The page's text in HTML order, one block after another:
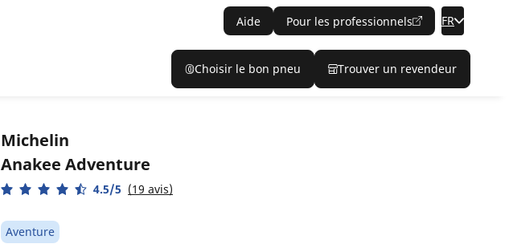
Aide Pour les professionnels FR
Choisir le bon pneu Trouver un revendeur
Michelin
Anakee Adventure
4.5/5 (19 avis)
Aventure